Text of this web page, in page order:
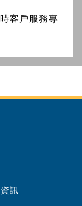
客戶服務專
訊